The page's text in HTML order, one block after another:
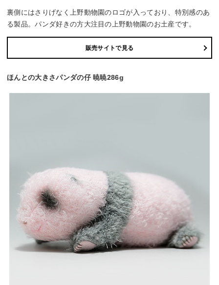
裏側にはさりげなく上野動物園のロゴが入っており、特別感のあ
る製品。パンダ好きの方大注目の上野動物園のお土産です。
販売サイトで見る
ほんとの大きさパンダの仔 暁暁286g